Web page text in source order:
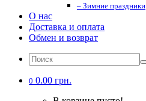
– Зимние праздники
О нас
Доставка и оплата
Обмен и возврат
0 0.00 грн.